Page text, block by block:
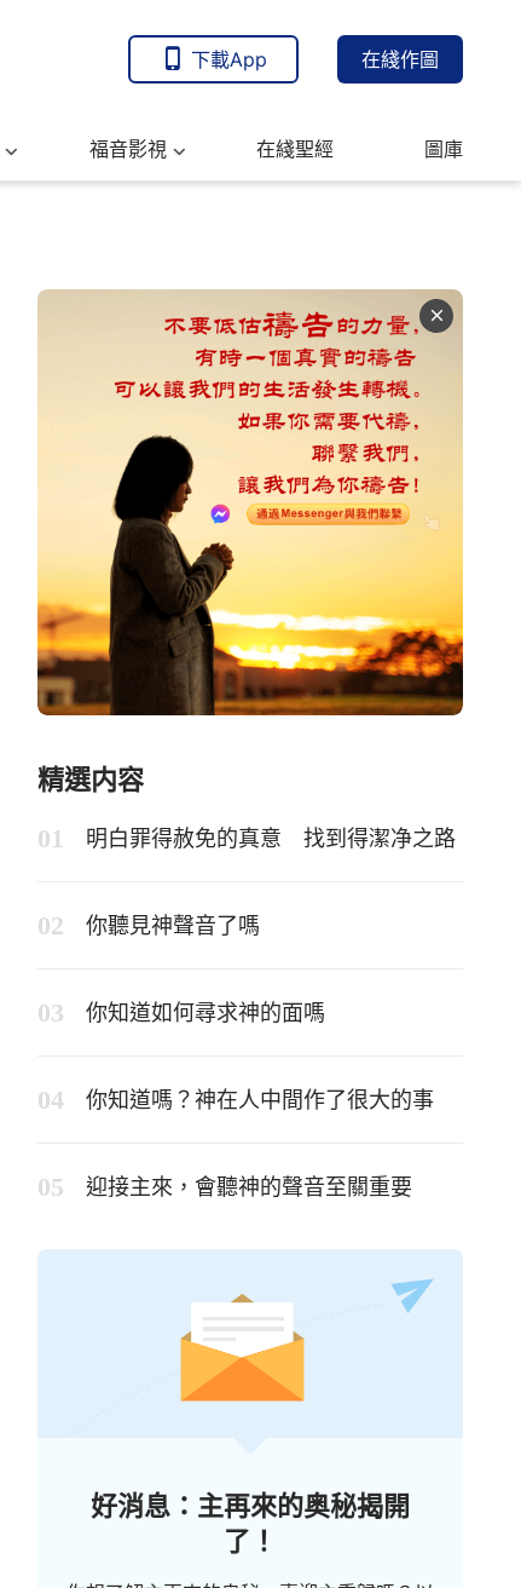
下載App 在綫作圖
福音影視 在綫聖經 圖庫
精選内容
明白罪得赦免的真意 找到得潔净之路
你聽見神聲音了嗎
你知道如何尋求神的面嗎
你知道嗎？神在人中間作了很大的事
迎接主來，會聽神的聲音至關重要
好消息：主再來的奥秘揭開
了！